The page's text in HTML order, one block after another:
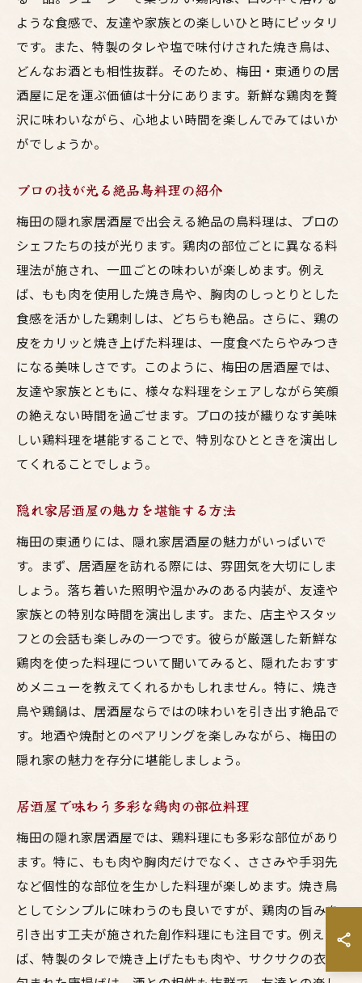
ような食感で、友達や家族との楽しいひと時にピッタリ
です。また、特製のタレや塩で味付けされた焼き鳥は、
どんなお酒とも相性抜群。そのため、梅田・東通りの居
酒屋に足を運ぶ価値は十分にあります。新鮮な鶏肉を贅
沢に味わいながら、心地よい時間を楽しんでみてはいか
がでしょうか。
プロの技が光る絶品鳥料理の紹介
梅田の隠れ家居酒屋で出会える絶品の鳥料理は、プロの
シェフたちの技が光ります。鶏肉の部位ごとに異なる料
理法が施され、一皿ごとの味わいが楽しめます。例え
ば、もも肉を使用した焼き鳥や、胸肉のしっとりとした
食感を活かした鶏刺しは、どちらも絶品。さらに、鶏の
皮をカリッと焼き上げた料理は、一度食べたらやみつき
になる美味しさです。このように、梅田の居酒屋では、
友達や家族とともに、様々な料理をシェアしながら笑顔
の絶えない時間を過ごせます。プロの技が織りなす美味
しい鶏料理を堪能することで、特別なひとときを演出し
てくれることでしょう。
隠れ家居酒屋の魅力を堪能する方法
梅田の東通りには、隠れ家居酒屋の魅力がいっぱいで
す。まず、居酒屋を訪れる際には、雰囲気を大切にしま
しょう。落ち着いた照明や温かみのある内装が、友達や
家族との特別な時間を演出します。また、店主やスタッ
フとの会話も楽しみの一つです。彼らが厳選した新鮮な
鶏肉を使った料理について聞いてみると、隠れたおすす
めメニューを教えてくれるかもしれません。特に、焼き
鳥や鶏鍋は、居酒屋ならではの味わいを引き出す絶品で
す。地酒や焼酎とのペアリングを楽しみながら、梅田の
隠れ家の魅力を存分に堪能しましょう。
居酒屋で味わう多彩な鶏肉の部位料理
梅田の隠れ家居酒屋では、鶏料理にも多彩な部位があり
ます。特に、もも肉や胸肉だけでなく、ささみや手羽先
など個性的な部位を生かした料理が楽しめます。焼き鳥
としてシンプルに味わうのも良いですが、鶏肉の旨みを
引き出す工夫が施された創作料理にも注目です。例え
ば、特製のタレで焼き上げたもも肉や、サクサクの衣で